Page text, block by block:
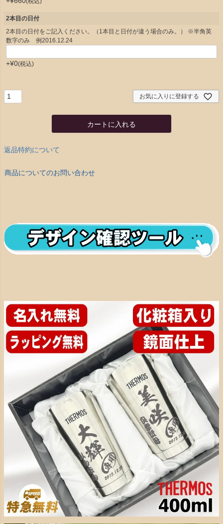
2本目の日付
2本目の日付をご記入ください。（1本目と日付が違う場合のみ。） ※半角英
数字のみ 例2016.12.24
+¥0 税込
お気に入りに登録する
カートに入れる
返品特約について
商品についてのお問い合わせ